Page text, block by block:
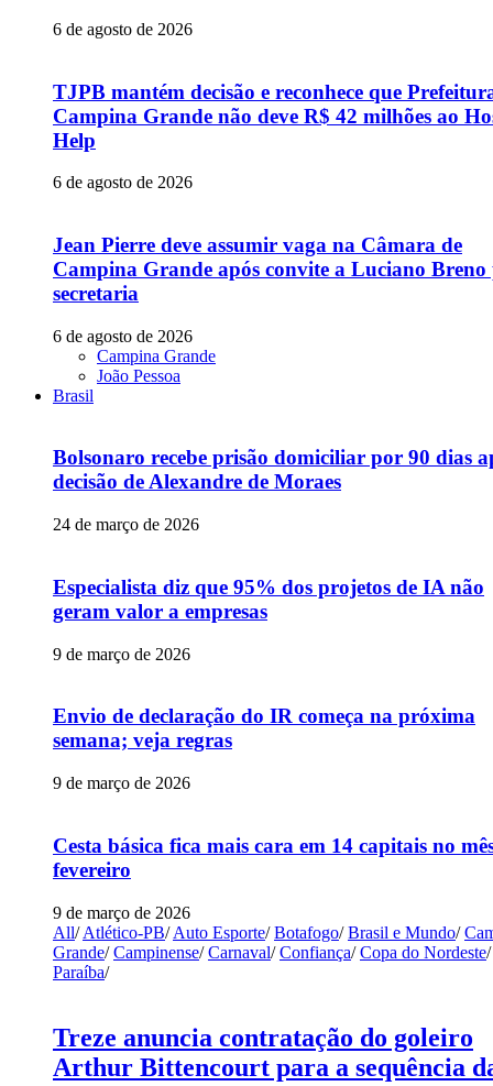
6 de agosto de 2026
TJPB mantém decisão e reconhece que
Campina Grande não deve R$ 42 milhões ao
Help
6 de agosto de 2026
Jean Pierre deve assumir vaga na Câmara de
Campina Grande após convite a Luciano Breno
secretaria
6 de agosto de 2026
Campina Grande
João Pessoa
Brasil
Bolsonaro recebe prisão domiciliar por 90 dias
decisão de Alexandre de Moraes
24 de março de 2026
Especialista diz que 95% dos projetos de IA não
geram valor a empresas
9 de março de 2026
Envio de declaração do IR começa na próxima
semana; veja regras
9 de março de 2026
Cesta básica fica mais cara em 14 capitais no
fevereiro
9 de março de 2026
All/ Atlético-PB/ Auto Esporte/ Botafogo/ Brasil e Mundo/
Grande/ Campinense/ Carnaval/ Confiança/ Copa do Nordeste/
Paraíba/
Treze anuncia contratação do goleiro
Arthur Bittencourt para a sequência